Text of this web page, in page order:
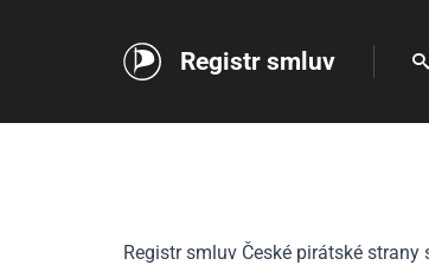
Registr smluv
Registr smluv České pirátské